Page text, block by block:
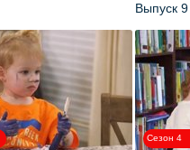
Выпуск 9
Сезон 4